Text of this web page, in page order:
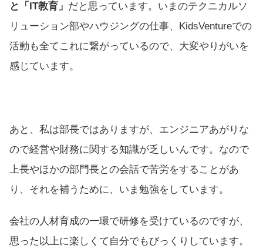
と「IT教育」 だと思っています。いまのテクニカルソ
リューション部やハウジングの仕事、KidsVentureでの
活動も全てこれに繋がっているので、大変やりがいを
感じています。
あと、私は部長ではありますが、エンジニアあがりな
ので経営や財務に関する知識が乏しいんです。なので
上長やほかの部門長との会話で苦労をすることがあ
り、それを補うために、いま勉強をしています。
会社の人材育成の一環で研修を受けているのですが、
思った以上に楽しくて自分でもびっくりしています。